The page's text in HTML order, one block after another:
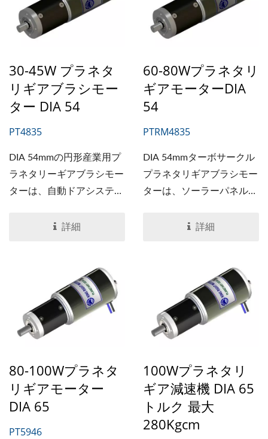
30-45W プラネタ
リギアブラシモー
ター DIA 54
PT4835
DIA 54mmの円形産業用プ
ラネタリーギアブラシモー
ターは、自動ドアシステ
います。長寿命で安定した
ネタリーギアボックスに接
続され、速度は8から
1500...
詳細
60-80Wプラネタリ
ギアモーターDIA
54
PTRM4835
DIA 54mmターボサークル
プラネタリギアブラシモー
ターは、ソーラーパネル清
どに適しています。強力な
プラネタリギアボックスと
接続でき、速度を4から
1500rpmに調整できます。
詳細
80-100Wプラネタ
リギアモーター
DIA 65
PT5946
100Wプラネタリ
ギア減速機 DIA 65
トルク 最大
280Kgcm